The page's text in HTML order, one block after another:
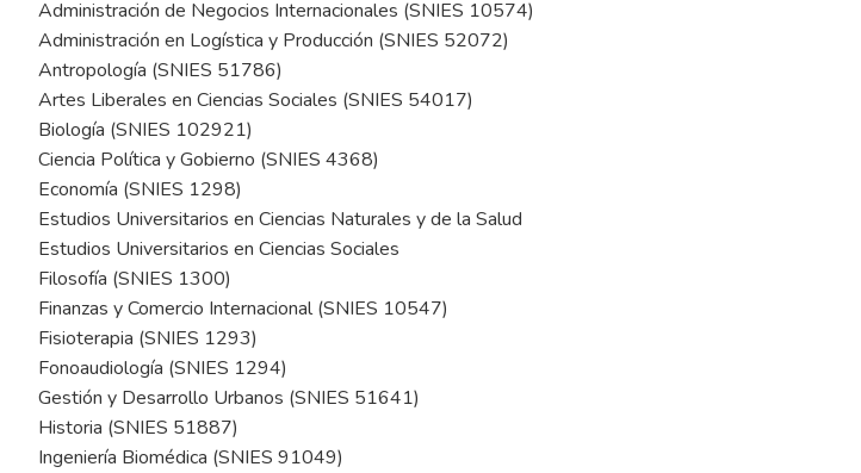
Administración de Negocios Internacionales (SNIES 10574)
Administración en Logística y Producción (SNIES 52072)
Antropología (SNIES 51786)
Artes Liberales en Ciencias Sociales (SNIES 54017)
Biología (SNIES 102921)
Ciencia Política y Gobierno (SNIES 4368)
Economía (SNIES 1298)
Estudios Universitarios en Ciencias Naturales y de la Salud
Estudios Universitarios en Ciencias Sociales
Filosofía (SNIES 1300)
Finanzas y Comercio Internacional (SNIES 10547)
Fisioterapia (SNIES 1293)
Fonoaudiología (SNIES 1294)
Gestión y Desarrollo Urbanos (SNIES 51641)
Historia (SNIES 51887)
Ingeniería Biomédica (SNIES 91049)